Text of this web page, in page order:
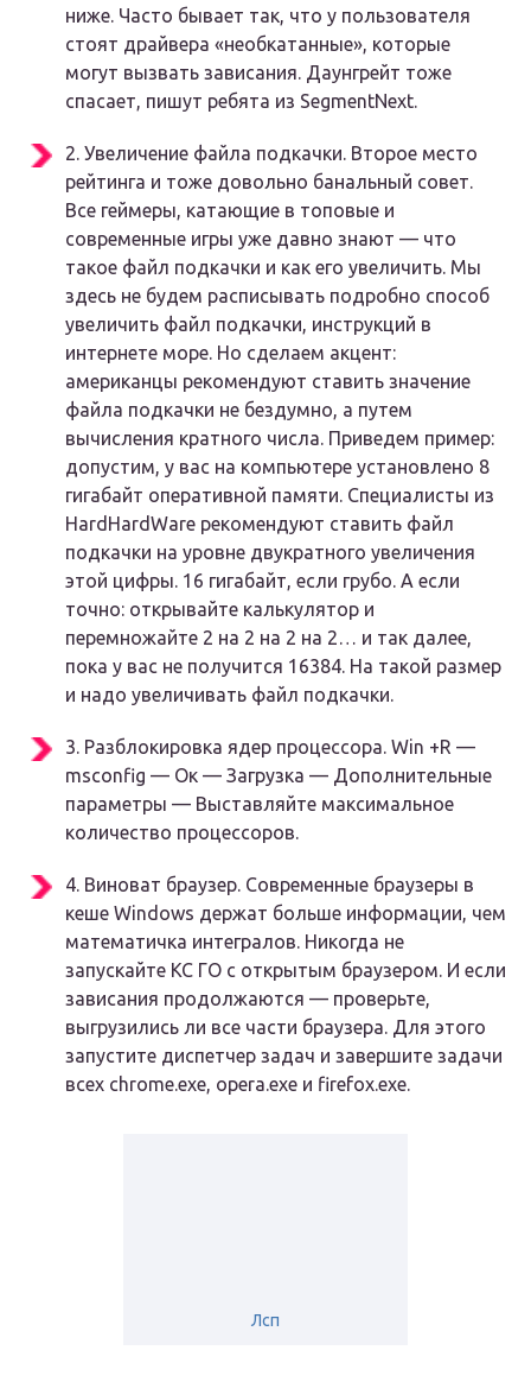
ниже. Часто бывает так, что у пользователя
стоят драйвера «необкатанные», которые
могут вызвать зависания. Даунгрейт тоже
спасает, пишут ребята из SegmentNext.
2. Увеличение файла подкачки. Второе место
рейтинга и тоже довольно банальный совет.
Все геймеры, катающие в топовые и
современные игры уже давно знают — что
такое файл подкачки и как его увеличить. Мы
здесь не будем расписывать подробно способ
увеличить файл подкачки, инструкций в
интернете море. Но сделаем акцент:
американцы рекомендуют ставить значение
файла подкачки не бездумно, а путем
вычисления кратного числа. Приведем пример:
допустим, у вас на компьютере установлено 8
гигабайт оперативной памяти. Специалисты из
HardHardWare рекомендуют ставить файл
подкачки на уровне двукратного увеличения
этой цифры. 16 гигабайт, если грубо. А если
точно: открывайте калькулятор и
перемножайте 2 на 2 на 2 на 2… и так далее,
пока у вас не получится 16384. На такой размер
и надо увеличивать файл подкачки.
3. Разблокировка ядер процессора. Win +R —
msconfig — Ок — Загрузка — Дополнительные
параметры — Выставляйте максимальное
количество процессоров.
4. Виноват браузер. Современные браузеры в
кеше Windows держат больше информации, чем
математичка интегралов. Никогда не
запускайте КС ГО с открытым браузером. И если
зависания продолжаются — проверьте,
выгрузились ли все части браузера. Для этого
запустите диспетчер задач и завершите задачи
всех chrome.exe, opera.exe и firefox.exe.
Лсп